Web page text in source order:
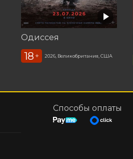
Одиссея
18 + 2026, Великобритания, США
Способы оплаты